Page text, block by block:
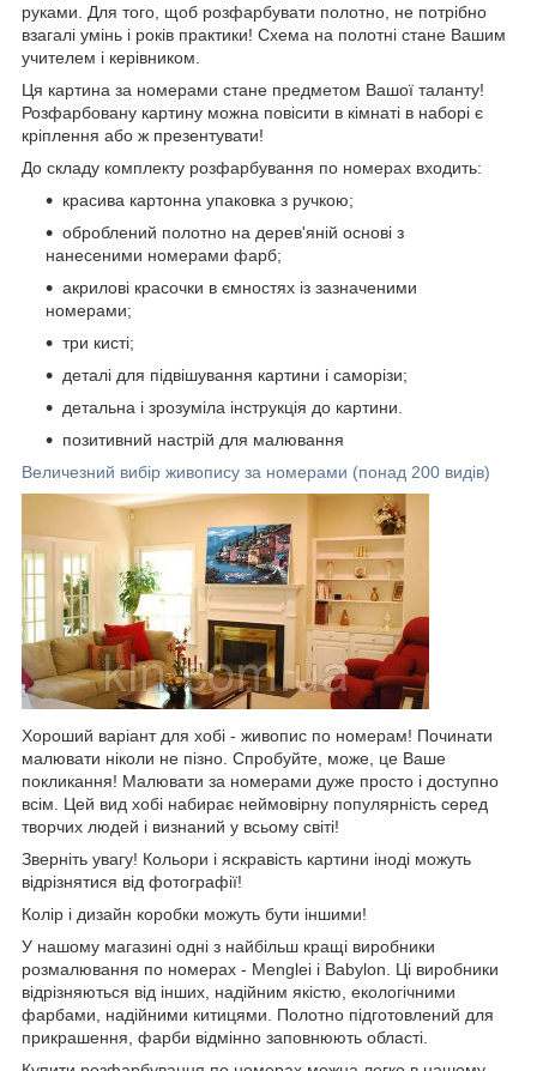
руками. Для того, щоб розфарбувати полотно, не потрібно
взагалі умінь і років практики! Схема на полотні стане Вашим
учителем і керівником.
Ця картина за номерами стане предметом Вашої таланту!
Розфарбовану картину можна повісити в кімнаті в наборі є
кріплення або ж презентувати!
До складу комплекту розфарбування по номерах входить:
красива картонна упаковка з ручкою;
оброблений полотно на дерев'яній основі з
нанесеними номерами фарб;
акрилові красочки в ємностях із зазначеними
номерами;
три кисті;
деталі для підвішування картини і саморізи;
детальна і зрозуміла інструкція до картини.
позитивний настрій для малювання
Величезний вибір живопису за номерами (понад 200 видів)
Хороший варіант для хобі - живопис по номерам! Починати
малювати ніколи не пізно. Спробуйте, може, це Ваше
покликання! Малювати за номерами дуже просто і доступно
всім. Цей вид хобі набирає неймовірну популярність серед
творчих людей і визнаний у всьому світі!
Зверніть увагу! Кольори і яскравість картини іноді можуть
відрізнятися від фотографії!
Колір і дизайн коробки можуть бути іншими!
У нашому магазині одні з найбільш кращі виробники
розмалювання по номерах - Menglei і Babylon. Ці виробники
відрізняються від інших, надійним якістю, екологічними
фарбами, надійними китицями. Полотно підготовлений для
прикрашення, фарби відмінно заповнюють області.